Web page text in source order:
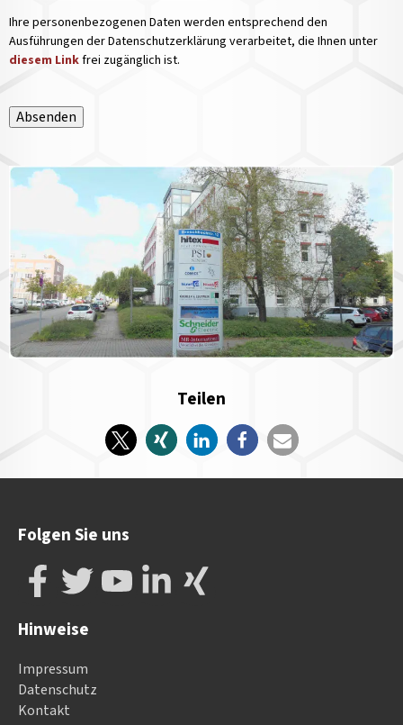
Ihre personenbezogenen Daten werden entsprechend den
Ausführungen der Datenschutzerklärung verarbeitet, die Ihnen unter
diesem Linkfrei zugänglich ist.
Absenden
Teilen
Folgen Sie uns
Hinweise
Impressum
Datenschutz
Kontakt